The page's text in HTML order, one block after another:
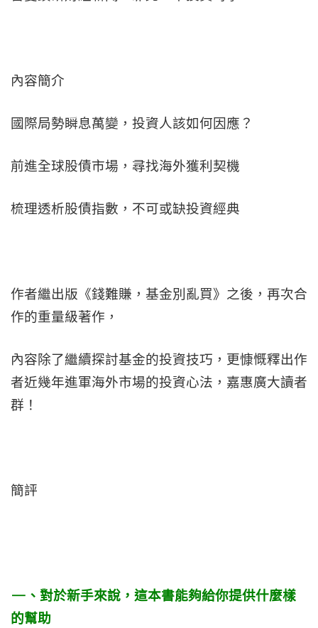
內容簡介
國際局勢瞬息萬變，投資人該如何因應？
前進全球股債市場，尋找海外獲利契機
梳理透析股債指數，不可或缺投資經典
作者繼出版《錢難賺，基金別亂買》之後，再次合
作的重量級著作，
內容除了繼續探討基金的投資技巧，更慷慨釋出作
者近幾年進軍海外市場的投資心法，嘉惠廣大讀者
群！
簡評
—、對於新手來說，這本書能夠給你提供什麼樣
的幫助